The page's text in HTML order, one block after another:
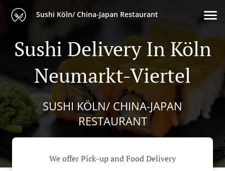
Sushi Köln/ China-Japan Restaurant
Sushi Delivery In Köln
Neumarkt-Viertel
SUSHI KÖLN/ CHINA-JAPAN
RESTAURANT
We offer Pick-up and Food Delivery